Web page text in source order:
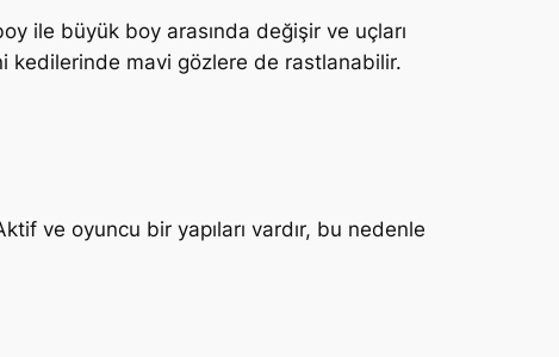
ile büyük boy arasında değişir ve uçları
kedilerinde mavi gözlere de rastlanabilir.
ve oyuncu bir yapıları vardır, bu nedenle